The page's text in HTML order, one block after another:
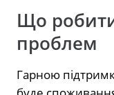
Що
проблем
Гарною